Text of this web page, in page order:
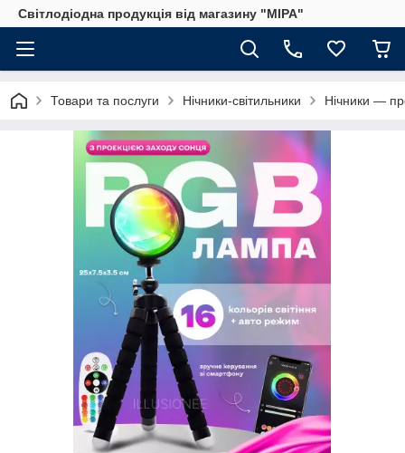
Світлодіодна продукція від магазину "МІРА"
Товари та послуги Нічники-світильники Нічники —